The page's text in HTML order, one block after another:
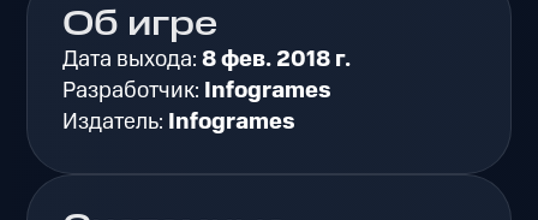
Об игре
Дата выхода:8 фев. 2018 г.
Разработчик: Infogrames
Издатель: Infogrames